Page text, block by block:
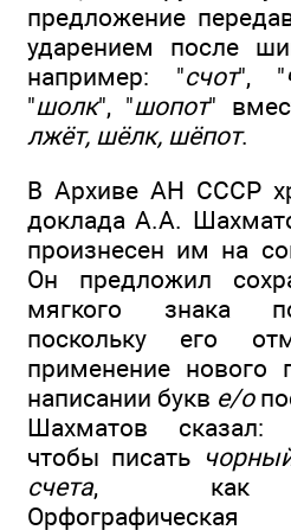
предложение
ударением после
например: "счот", "
"шолк", "шопот"
лжёт, шёлк, шёпот.
В Архиве АН СССР
доклада А.А.
произнесен им на
Он предложил
мягкого знака
поскольку его
применение нового
написании букв е/о
Шахматов сказал:
чтобы писать
счета, как